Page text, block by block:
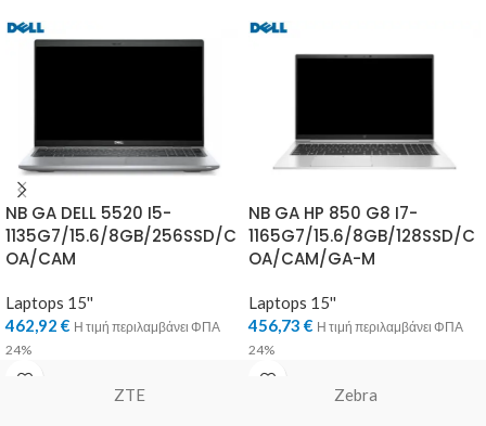
NB GA DELL 5520 I5-
1135G7/15.6/8GB/256SSD/C
OA/CAM
Laptops 15''
462,92 € Η τιμή περιλαμβάνει ΦΠΑ
24%
NB GA HP 850 G8 I7-
1165G7/15.6/8GB/128SSD/C
OA/CAM/GA-M
Laptops 15''
456,73 € Η τιμή περιλαμβάνει ΦΠΑ
24%
ZTE Zebra